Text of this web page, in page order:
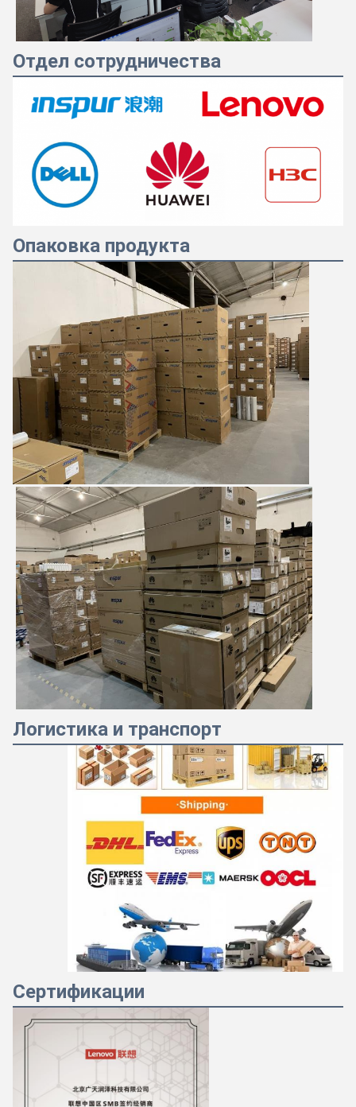
Отдел сотрудничества
Опаковка продукта
Логистика и транспорт
Сертификации